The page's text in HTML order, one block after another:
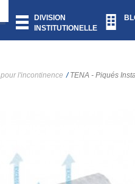
DIVISION
INSTITUTIONELLE
l'incontinence / TENA - Piqués